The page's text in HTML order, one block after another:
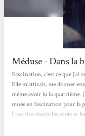
Méduse - Dans la
Fascination, c’est ce que
Elle m’attirait, me donner
même avoir lu la quatrième.
muée en fascination pour la
L’autrice manie les mots et